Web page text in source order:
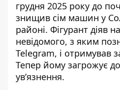
грудня 2025 року до
знищив сім машин у
районі. Фігурант діяв
невідомого, з яким
Telegram, і отримував
Тепер йому загрожує
ув’язнення.